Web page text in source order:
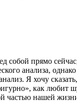
собой прямо
анализа,
Я хочу
как любит
частью нашей